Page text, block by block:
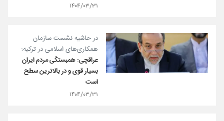
۱۴۰۴/۰۳/۳۱
در حاشیه نشست سازمان
همکاری‌های اسلامی در ترکیه؛
عراقچی: همبستگی مردم ایران
بسیار قوی و در بالاترین سطح
است
۱۴۰۴/۰۳/۳۱